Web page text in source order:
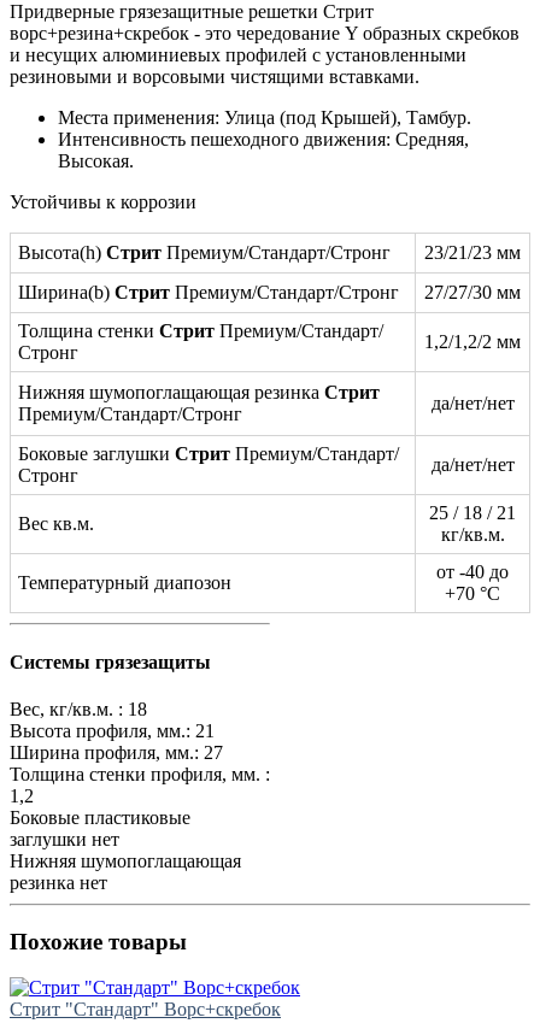
Придверные грязезащитные решетки Стрит
ворс+резина+скребок - это чередование Y образных скребков
и несущих алюминиевых профилей с установленными
резиновыми и ворсовыми чистящими вставками.
Места применения: Улица (под Крышей), Тамбур.
Интенсивность пешеходного движения: Средняя,
Высокая.
Устойчивы к коррозии
Высота(h) Стрит Премиум/Стандарт/Стронг
23/21/23 мм
Ширина(b) Стрит Премиум/Стандарт/Стронг
27/27/30 мм
Толщина стенки Стрит Премиум/Стандарт/
Стронг
1,2/1,2/2 мм
Нижняя шумопоглащающая резинка Стрит
Премиум/Стандарт/Стронг
да/нет/нет
Боковые заглушки Стрит Премиум/Стандарт/
Стронг
да/нет/нет
Вес кв.м.
25 / 18 / 21
кг/кв.м.
Температурный диапозон
от -40 до
+70 °C
Системы грязезащиты
Вес, кг/кв.м. : 18
Высота профиля, мм.: 21
Ширина профиля, мм.: 27
Толщина стенки профиля, мм. :
1,2
Боковые пластиковые
заглушки нет
Нижняя шумопоглащающая
резинка нет
Похожие товары
Стрит "Стандарт" Ворс+скребок